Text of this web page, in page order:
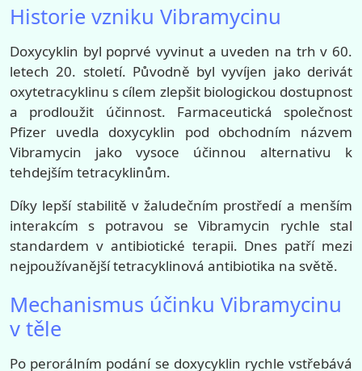
Historie vzniku Vibramycinu
Doxycyklin byl poprvé vyvinut a uveden na trh v 60.
letech 20. století. Původně byl vyvíjen jako derivát
oxytetracyklinu s cílem zlepšit biologickou dostupnost
a prodloužit účinnost. Farmaceutická společnost
Pfizer uvedla doxycyklin pod obchodním názvem
Vibramycin jako vysoce účinnou alternativu k
tehdejším tetracyklinům.
Díky lepší stabilitě v žaludečním prostředí a menším
interakcím s potravou se Vibramycin rychle stal
standardem v antibiotické terapii. Dnes patří mezi
nejpoužívanější tetracyklinová antibiotika na světě.
Mechanismus účinku Vibramycinu
v těle
Po perorálním podání se doxycyklin rychle vstřebává